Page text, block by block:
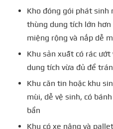
Kho đóng gói phát sinh
thùng dung tích lớn
miệng rộng và nắp dễ
Khu sản xuất có rác
dung tích vừa đủ để
Khu căn tin hoặc khu
mùi, dễ vệ sinh, có
bẩn
Khu có xe nâng và